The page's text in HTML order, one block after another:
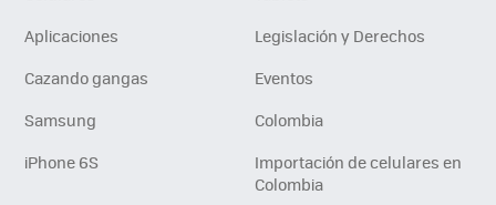
Aplicaciones
Legislación y Derechos
Cazando gangas
Eventos
Samsung
Colombia
iPhone 6S
Importación de celulares en
Colombia